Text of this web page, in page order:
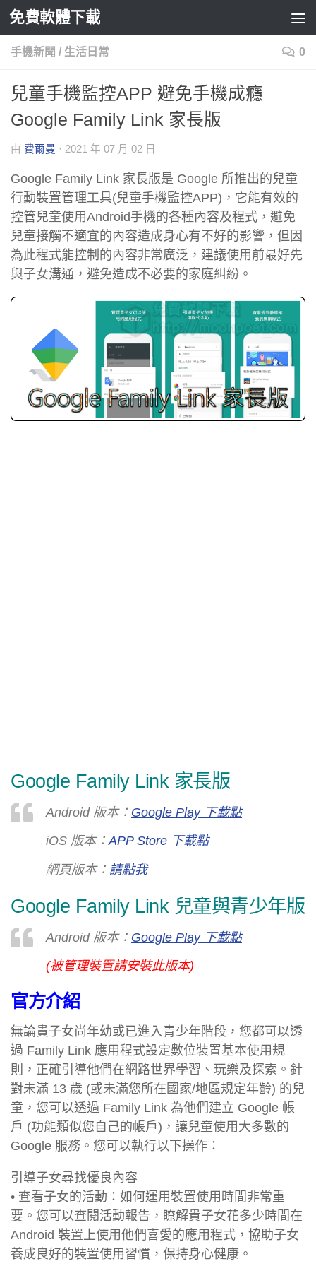
Skip to content
免費軟體下載
手機新聞 / 生活日常 0
兒童手機監控APP 避免手機成癮
Google Family Link 家長版
由 費爾曼 · 2021 年 07 月 02 日
Google Family Link 家長版是 Google 所推出的兒童
行動裝置管理工具(兒童手機監控APP)，它能有效的
控管兒童使用Android手機的各種內容及程式，避免
兒童接觸不適宜的內容造成身心有不好的影響，但因
為此程式能控制的內容非常廣泛，建議使用前最好先
與子女溝通，避免造成不必要的家庭糾紛。
Google Family Link 家長版
Android 版本： Google Play 下載點
iOS 版本：APP Store 下載點
網頁版本： 請點我
Google Family Link 兒童與青少年版
Android 版本： Google Play 下載點
(被管理裝置請安裝此版本)
官方介紹
無論貴子女尚年幼或已進入青少年階段，您都可以透
過 Family Link 應用程式設定數位裝置基本使用規
則，正確引導他們在網路世界學習、玩樂及探索。針
對未滿 13 歲 (或未滿您所在國家/地區規定年齡) 的兒
童，您可以透過 Family Link 為他們建立 Google 帳
戶 (功能類似您自己的帳戶)，讓兒童使用大多數的
Google 服務。您可以執行以下操作：
引導子女尋找優良內容
• 查看子女的活動：如何運用裝置使用時間非常重
要。您可以查閱活動報告，瞭解貴子女花多少時間在
Android 裝置上使用他們喜愛的應用程式，協助子女
養成良好的裝置使用習慣，保持身心健康。